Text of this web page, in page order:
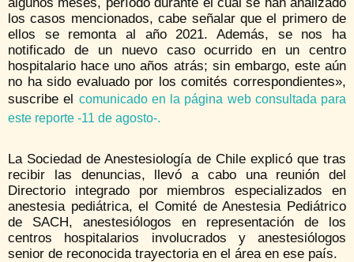
los casos mencionados, cabe señalar que el primero de
ellos se remonta al año 2021. Además, se nos ha
notificado de un nuevo caso ocurrido en un centro
hospitalario hace uno años atrás; sin embargo, este aún
no ha sido evaluado por los comités correspondientes»,
suscribe el comunicado en la página web consultada para
este reporte -11 de agosto-.
La Sociedad de Anestesiología de Chile explicó que tras
recibir las denuncias, llevó a cabo una reunión del
Directorio integrado por miembros especializados en
anestesia pediátrica, el Comité de Anestesia Pediátrico
de SACH, anestesiólogos en representación de los
centros hospitalarios involucrados y anestesiólogos
senior de reconocida trayectoria en el área en ese país.